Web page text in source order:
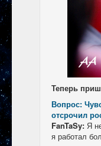
Теперь
Вопрос:
отсрочил
FanTaSy: Я
я работал